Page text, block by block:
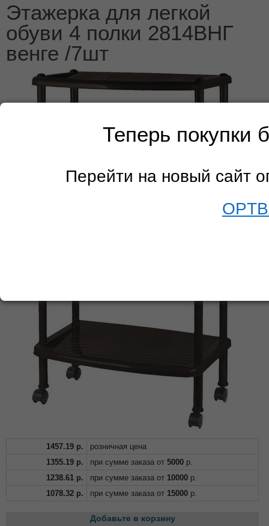
Теперь покупки
Перейти на новый сайт
Этажерка для легкой
обуви 4 полки 2814ВНГ
венге /7шт
1457.19 р.
розничная цена
1355.19 р. при сумме заказа от 5000 р.
1238.61 р. при сумме заказа от 10000 р.
1078.32 р. при сумме заказа от 15000 р.
Добавьте в корзину